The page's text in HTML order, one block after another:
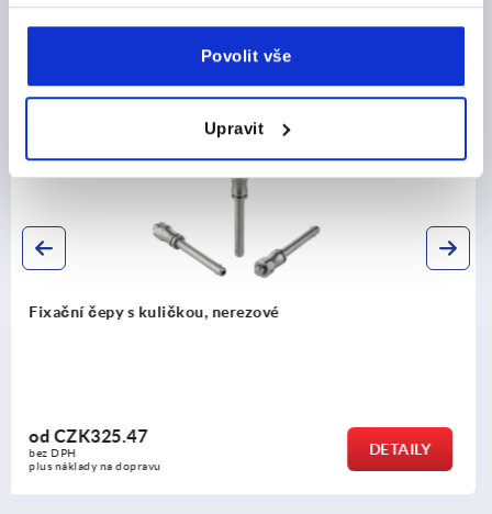
Povolit vše
Upravit
Ostatní zákazníci také zakoupili
Fixační čepy s kuličkou s úchytem hřibovitého
odCZK461.03
plus náklady na dopravu